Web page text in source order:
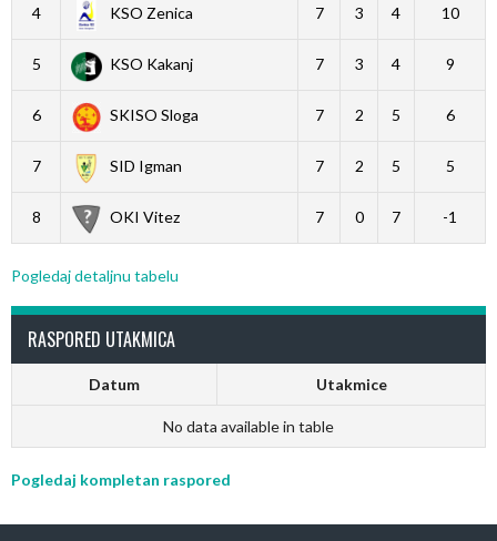
4 KSO Zenica 7 3 4 10
5 KSO Kakanj 7 3 4 9
6 SKISO Sloga 7 2 5 6
7 SID Igman 7 2 5 5
8 OKI Vitez 7 0 7 -1
Pogledaj detaljnu tabelu
RASPORED UTAKMICA
Datum Utakmice
No data available in table
Pogledaj kompletan raspored